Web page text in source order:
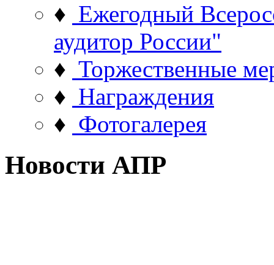
♦ Ежегодный
аудитор России"
♦ Торжественные
♦ Награждения
♦ Фотогалерея
Новости АПР